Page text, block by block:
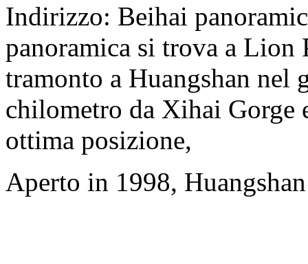
Indirizzo: Beihai
panoramica si trova a Lion
tramonto a Huangshan
chilometro da Xihai Gorge
ottima posizione,
Aperto in 1998,